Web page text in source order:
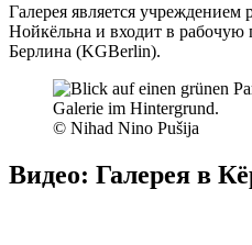
Галерея является
Нойкёльна и входит в
Берлина (KGBerlin).
© Nihad Nino Pušija
Видео: Галерея в